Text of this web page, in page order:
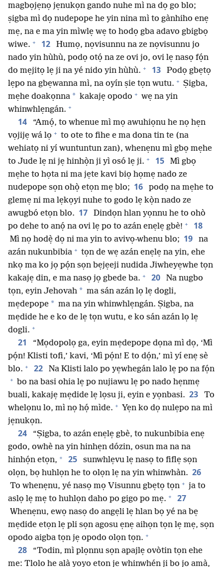
magbọjẹnọ jẹnukọn gando nuhe mì na dọ go blo;
ṣigba mì dọ nudepope he yin nina mì to gànhiho enẹ
mẹ, na e ma yin mìwlẹ wẹ to hodọ gba adavo gbigbọ
wiwe. + 12
Humọ, nọvisunnu na ze nọvisunnu jo
nado yin hùhù, podọ otọ́ na ze ovi jo, ovi lẹ nasọ fọ́n
do mẹjitọ lẹ ji na yé nido yin hùhù. + 13
Podọ gbẹtọ
lẹpo na gbẹwanna mì, na oyín ṣie tọn wutu. + Ṣigba,
mẹhe doakọnna * kakajẹ opodo + wẹ na yin
whinwhlẹngán. +
14
“Amọ́, to whenue mì mọ awuhiọnu he nọ hẹn
vọjijẹ wá lọ + to ote to fihe e ma dona tin te (na
wehiatọ ni yí wuntuntun zan), whenẹnu mì gbọ mẹhe
to Jude lẹ ni jẹ hinhọ̀n ji yì osó lẹ ji. + 15
Mì gbọ
mẹhe to họta ni ma jẹte kavi biọ họmẹ nado ze
nudepope sọn ohọ̀ etọn mẹ blo; 16
podọ na mẹhe to
glemẹ ni ma lẹkọyi nuhe to godo lẹ kọ̀n nado ze
awugbó etọn blo. 17
Dindọn hlan yọnnu he to ohò
po dehe to anọ́ na ovi lẹ po to azán enẹlẹ gbè! + 18
Mì nọ hodẹ̀ dọ ni ma yin to avivọ-whenu blo; 19
na
azán nukunbibia + tọn de wẹ azán enẹlẹ na yin, ehe
nkọ ma ko jọ pọ́n sọn bẹjẹeji nudida Jiwheyẹwhe tọn
kakajẹ din, e ma nasọ jọ gbede ba. + 20
Na nugbo
tọn, eyin Jehovah * ma sán azán lọ lẹ dogli,
mẹdepope * ma na yin whinwhlẹngán. Ṣigba, na
mẹdide he e ko de lẹ tọn wutu, e ko sán azán lọ lẹ
dogli. +
21
“Mọdopolọ ga, eyin mẹdepope dọna mì dọ, ‘Mì
pọ́n! Klisti tofi,’ kavi, ‘Mì pọ́n! E to dọ́n,’ mì yí enẹ sè
blo. + 22 Na Klisti lalo po yẹwhegán lalo lẹ po na fọ́n
+ bo na basi ohia lẹ po nujiawu lẹ po nado hẹnmẹ
buali, kakajẹ mẹdide lẹ lọsu ji, eyin e yọnbasi. 23
To
whelọnu lo, mì nọ họ́ mìde. + Yẹn ko dọ nulẹpo na mì
jẹnukọn.
24
“Ṣigba, to azán enẹlẹ gbè, to nukunbibia enẹ
godo, owhè na yin hinhẹn dózin, osun ma na na
hinhọ́n etọn, + 25
sunwhlẹvu lẹ nasọ to fiflẹ sọn
olọn, bọ huhlọn he to olọn lẹ na yin whinwhàn. 26
To whenẹnu, yé nasọ mọ Visunnu gbẹtọ tọn + ja to
aslọ lẹ mẹ to huhlọn daho po gigo po mẹ. + 27
Whenẹnu, ewọ nasọ do angẹli lẹ hlan bọ yé na bẹ
mẹdide etọn lẹ pli sọn agosu ẹnẹ aihọn tọn lẹ mẹ, sọn
opodo aigba tọn jẹ opodo olọn tọn. +
28
“Todin, mì plọnnu sọn apajlẹ ovòtin tọn ehe
mẹ: Tlolo he alà yọyọ etọn jẹ whinwhẹ́n ji bo jọ amà,